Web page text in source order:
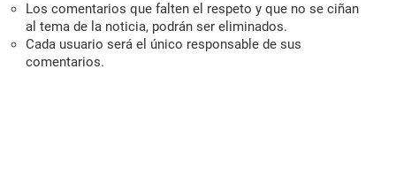
Los comentarios que falten el respeto y que no se ciñan
al tema de la noticia, podrán ser eliminados.
Cada usuario será el único responsable de sus
comentarios.